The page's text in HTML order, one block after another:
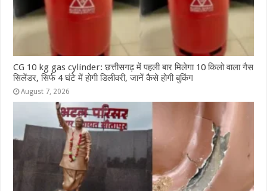
CG 10 kg gas cylinder: छत्तीसगढ़ में पहली बार मिलेगा 10 किलो वाला गैस
सिलेंडर, सिर्फ 4 घंटे में होगी डिलीवरी, जानें कैसे होगी बुकिंग
August 7, 2026